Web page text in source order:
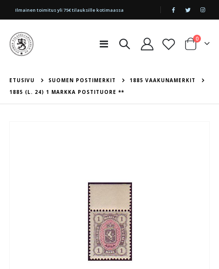
|
Ilmainen toimitus yli 75€ tilauksille kotimaassa
Toggle
Cart
0tuotetta
ETUSIVU SUOMEN POSTIMERKIT
1885 VAAKUNAMERKIT
1885 (L. 24) 1 MARKKA POSTITUORE **